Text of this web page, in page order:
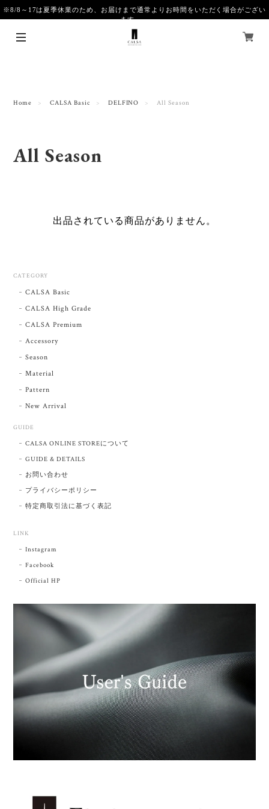
※8/8～17は夏季休業のため、お届けまで通常よりお時間をいただく場合がござい
ます。
Home CALSA Basic DELFINO All Season
All Season
出品されている商品がありません。
CATEGORY
CALSA Basic
CALSA High Grade
CALSA Premium
Accessory
Season
Material
Pattern
New Arrival
GUIDE
CALSA ONLINE STOREについて
GUIDE & DETAILS
お問い合わせ
プライバシーポリシー
特定商取引法に基づく表記
LINK
Instagram
Facebook
Official HP